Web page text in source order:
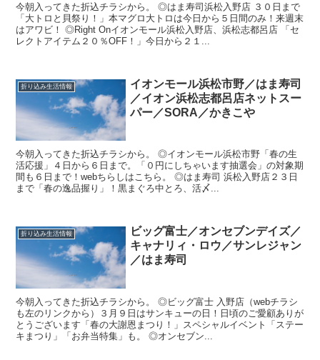
今朝入ってきた折込チラシから。 ◎はま寿司浜松入野店 ３０日まで
「大トロと貝祭り！」本マグロ大トロは今日から５日間のみ！来週末
はアワビ！ ◎Right Onイオンモール浜松入野店、浜松志都呂店 「セ
レクトアイテム２０％OFF！」今日から２１...
折り込み生活情報
イオンモール浜松市野／はま寿司
／イオン浜松志都呂店ネットスー
パー／SORA／かきこや
今朝入ってきた折込チラシから。 ◎イオンモール浜松市野「春の生
活応援」４日から６日まで。「０円にしちゃいます抽選会」の対象期
間も６日まで！webちらしはこちら。 ◎はま寿司 浜松入野店２３日
まで「春の逸品握り」！黒まぐろ中とろ、活〆...
折り込み生活情報
ビッグ富士／オンセブンデイズ／
キャナリィ・ロウ／サンレジャン
／はま寿司
今朝入ってきた折込チラシから。 ◎ビッグ富士 入野店（webチラシ
も左のリンクから）３月９日はサンキューの日！日頃のご愛顧ありが
とうございます「春の大謝恩まつり！」スペシャルイベント「ステー
キまつり」「お弁当特集」も。 ◎オンセブン...